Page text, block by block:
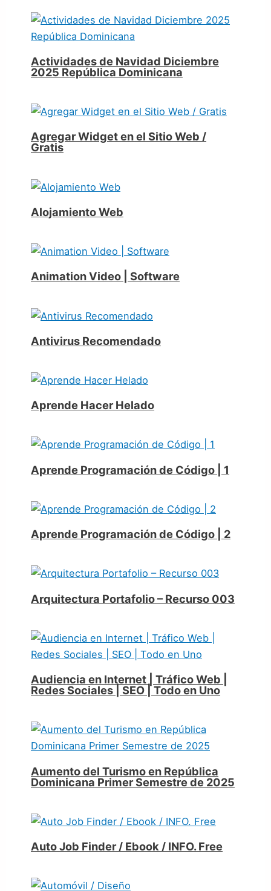
Actividades de Navidad Diciembre
2025 República Dominicana
Agregar Widget en el Sitio Web /
Gratis
Alojamiento Web
Animation Video | Software
Antivirus Recomendado
Aprende Hacer Helado
Aprende Programación de Código | 1
Aprende Programación de Código | 2
Arquitectura Portafolio – Recurso 003
Audiencia en Internet | Tráfico Web |
Redes Sociales | SEO | Todo en Uno
Aumento del Turismo en República
Dominicana Primer Semestre de 2025
Auto Job Finder / Ebook / INFO. Free